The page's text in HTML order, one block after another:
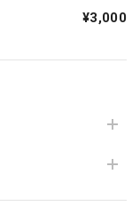
験 学科一般・学科
15セット
¥3,000